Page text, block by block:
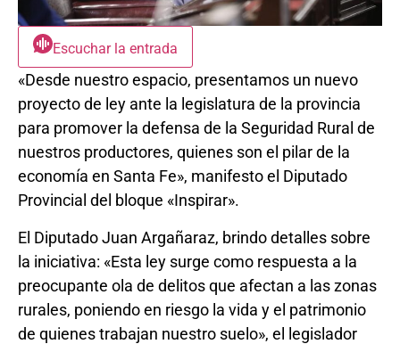
Escuchar la entrada
«Desde nuestro espacio, presentamos un nuevo
proyecto de ley ante la legislatura de la provincia
para promover la defensa de la Seguridad Rural de
nuestros productores, quienes son el pilar de la
economía en Santa Fe», manifesto el Diputado
Provincial del bloque «Inspirar».
El Diputado Juan Argañaraz, brindo detalles sobre
la iniciativa: «Esta ley surge como respuesta a la
preocupante ola de delitos que afectan a las zonas
rurales, poniendo en riesgo la vida y el patrimonio
de quienes trabajan nuestro suelo», el legislador